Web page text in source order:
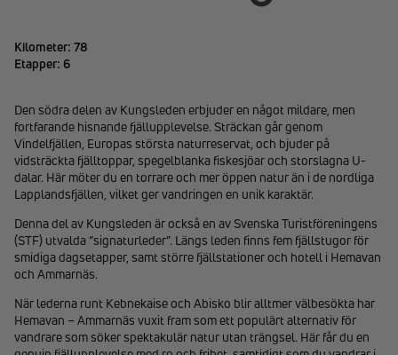
Kilometer: 78
Etapper: 6
Den södra delen av Kungsleden erbjuder en något mildare, men
fortfarande hisnande fjällupplevelse. Sträckan går genom
Vindelfjällen, Europas största naturreservat, och bjuder på
vidsträckta fjälltoppar, spegelblanka fiskesjöar och storslagna U-
dalar. Här möter du en torrare och mer öppen natur än i de nordliga
Lapplandsfjällen, vilket ger vandringen en unik karaktär.
Denna del av Kungsleden är också en av Svenska Turistföreningens
(STF) utvalda “signaturleder”. Längs leden finns fem fjällstugor för
smidiga dagsetapper, samt större fjällstationer och hotell i Hemavan
och Ammarnäs.
När lederna runt Kebnekaise och Abisko blir alltmer välbesökta har
Hemavan – Ammarnäs vuxit fram som ett populärt alternativ för
vandrare som söker spektakulär natur utan trängsel. Här får du en